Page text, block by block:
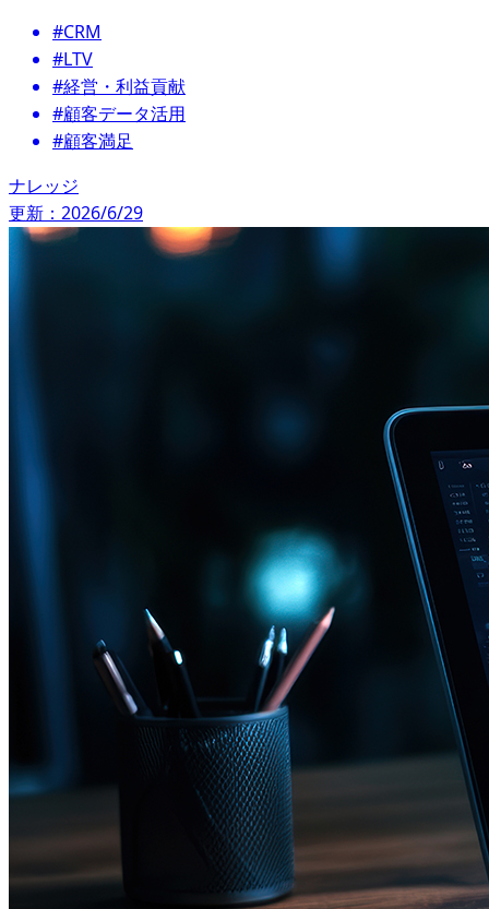
#CRM
#LTV
#経営・利益貢献
#顧客データ活用
#顧客満足
ナレッジ
更新：2026/6/29